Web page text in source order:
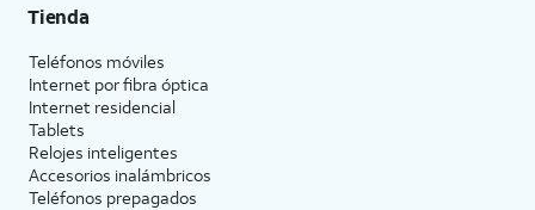
Tienda
Teléfonos móviles
Internet por fibra óptica
Internet residencial
Tablets
Relojes inteligentes
Accesorios inalámbricos
Teléfonos prepagados